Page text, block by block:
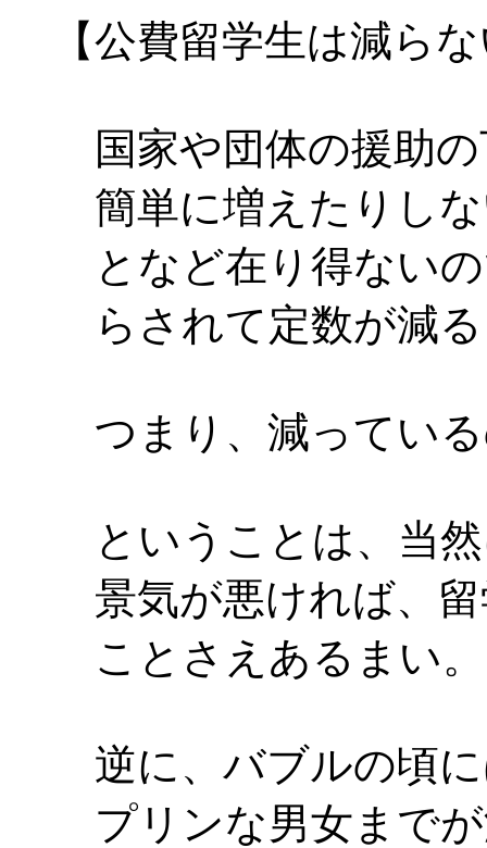
【公費留学生は減ら
国家や団体の援助の
簡単に増えたりしな
となど在り得ない
らされて定数が減
つまり、減っている
ということは、当
景気が悪ければ、留
ことさえあるまい。
逆に、バブルの頃
プリンな男女までが